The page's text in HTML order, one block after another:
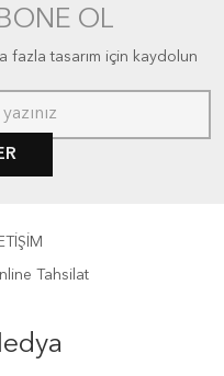
OL
fazla tasarım için kaydolun
Tahsilat